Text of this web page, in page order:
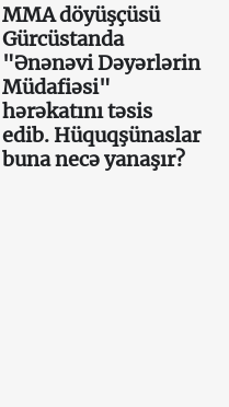
MMA döyüşçüsü
Gürcüstanda
"Ənənəvi Dəyərlərin
Müdafiəsi"
hərəkatını təsis
edib. Hüquqşünaslar
buna necə yanaşır?